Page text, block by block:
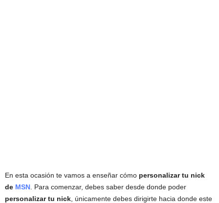
En esta ocasión te vamos a enseñar cómo personalizar tu nick
de MSN . Para comenzar, debes saber desde donde poder
personalizar tu nick , únicamente debes dirigirte hacia donde este